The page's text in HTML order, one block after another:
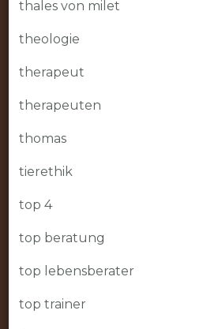
thales von milet
theologie
therapeut
therapeuten
thomas
tierethik
top 4
top beratung
top lebensberater
top trainer